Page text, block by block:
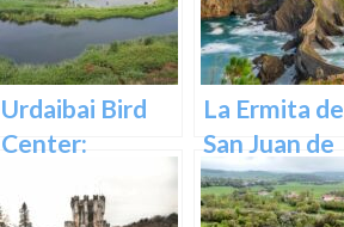
Urdaibai Bird
Center:
vida de las aves
La Ermita de
San Juan de
Historia,